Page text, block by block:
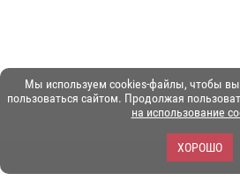
Мы используем cookies-файлы, чтобы
пользоваться сайтом. Продолжая
на использование
ХОРОШО